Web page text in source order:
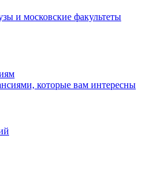
и московские факультеты
которые вам интересны